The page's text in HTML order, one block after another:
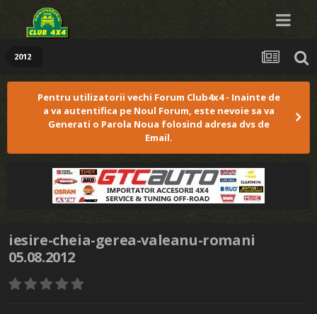
2012
Pentru utilizatorii vechi Forum Club4x4 - Inainte de
a va autentifica pe Noul Forum, este nevoie sa va
Generati o Parola Noua folosind adresa dvs de
Email.
iesire-cheia-gerea-valeanu-romani
05.08.2012